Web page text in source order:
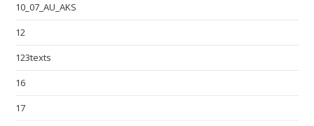
10_07_AU_AKS
12
123texts
16
17